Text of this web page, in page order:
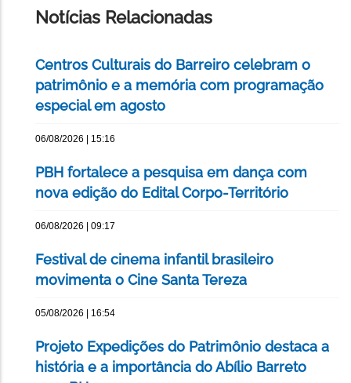
Notícias Relacionadas
Centros Culturais do Barreiro celebram o
patrimônio e a memória com programação
especial em agosto
06/08/2026 | 15:16
PBH fortalece a pesquisa em dança com
nova edição do Edital Corpo-Território
06/08/2026 | 09:17
Festival de cinema infantil brasileiro
movimenta o Cine Santa Tereza
05/08/2026 | 16:54
Projeto Expedições do Patrimônio destaca a
história e a importância do Abílio Barreto